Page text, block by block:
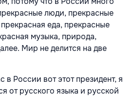
люди, прекрасные
еда, прекрасные
музыка, природа,
Мир не делится на две
в России вот этот президент, я
от русского языка и русской